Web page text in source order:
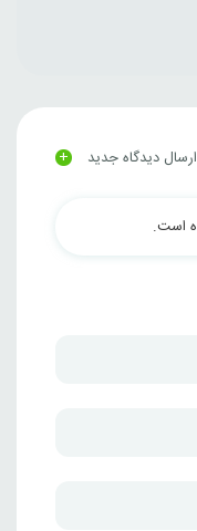
ارسال دیدگاه جدید +
است.